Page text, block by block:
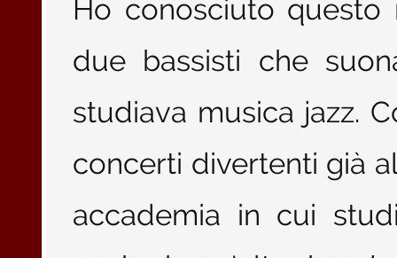
Ho conosciuto
due bassisti che
studiava musica jazz.
concerti divertenti già
accademia in cui